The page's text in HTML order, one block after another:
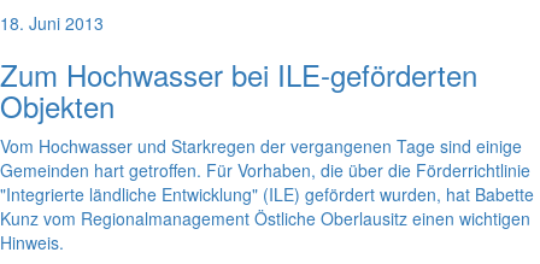
18. Juni 2013
Zum Hochwasser bei ILE-geförderten
Objekten
Vom Hochwasser und Starkregen der vergangenen Tage sind einige
Gemeinden hart getroffen. Für Vorhaben, die über die Förderrichtlinie
"Integrierte ländliche Entwicklung" (ILE) gefördert wurden, hat Babette
Kunz vom Regionalmanagement Östliche Oberlausitz einen wichtigen
Hinweis.